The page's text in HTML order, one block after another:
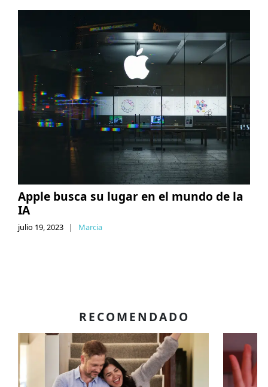
Apple busca su lugar en el mundo de la
IA
julio 19, 2023 | Marcia
RECOMENDADO